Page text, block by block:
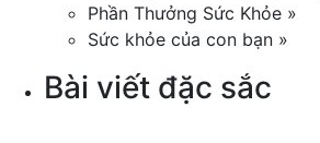
Phần Thưởng Sức Khỏe »
Sức khỏe của con bạn »
Bài viết đặc sắc